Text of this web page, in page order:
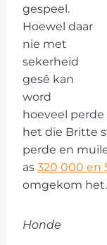
gespeel.
Hoewel daar
nie met
sekerheid
gesê kan
word
hoeveel
het die Britte
perde en
as 320 000 en
omgekom het.
Honde